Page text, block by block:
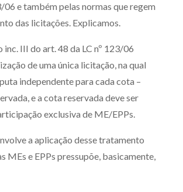
06 e também pelas normas que regem
das licitações. Explicamos.
inc. III do art. 48 da LC nº 123/06
de uma única licitação, na qual
independente para cada cota –
e a cota reservada deve ser
exclusiva de ME/EPPs.
a aplicação desse tratamento
MEs e EPPs pressupõe, basicamente,